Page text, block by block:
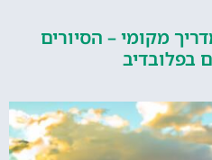
– הסיורים